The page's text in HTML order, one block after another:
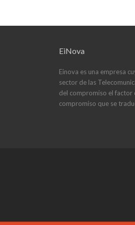
EiNova
Einova es una empresa
sector de las
del compromiso el factor
compromiso que se